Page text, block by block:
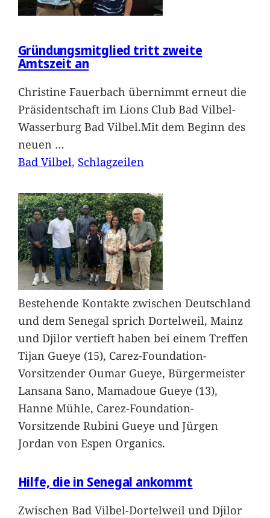
Gründungsmitglied tritt zweite
Amtszeit an
Christine Fauerbach übernimmt erneut die
Präsidentschaft im Lions Club Bad Vilbel-
Wasserburg Bad Vilbel.Mit dem Beginn des
neuen …
Bad Vilbel, Schlagzeilen
Bestehende Kontakte zwischen Deutschland
und dem Senegal sprich Dortelweil, Mainz
und Djilor vertieft haben bei einem Treffen
Tijan Gueye (15), Carez-Foundation-
Vorsitzender Oumar Gueye, Bürgermeister
Lansana Sano, Mamadoue Gueye (13),
Hanne Mühle, Carez-Foundation-
Vorsitzende Rubini Gueye und Jürgen
Jordan von Espen Organics.
Hilfe, die in Senegal ankommt
Zwischen Bad Vilbel-Dortelweil und Djilor